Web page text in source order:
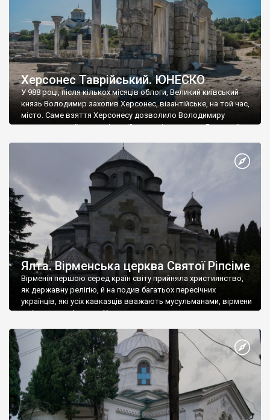
Херсонес Таврійський. ЮНЕСКО
У 988 році, після кількох місяців облоги, Великий київський
князь Володимир захопив Херсонес, візантійське, на той час,
місто. Саме взяття Херсонесу дозволило Володимиру
диктувати свої умови візантійському імператору Василю ІІ, та
Херсонесі Володимир-язичник, став Василем-християнином.
А потім було Хрещення Русі. На честь Херсонесу Таврійського
Ялта. Вірменська церква Святої Ріпсіме
Вірменія першою серед країн світу прийняла християнство,
як державну релігію, й на подив багатьох пересічних
українців, які усіх кавказців вважають мусульманами, вірмени
є відданими вірянами Христа